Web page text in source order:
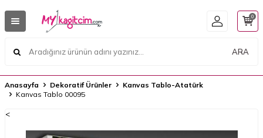
ARA
0
Anasayfa Dekoratif Ürünler
Kanvas Tablo-Atatürk
Kanvas Tablo 00095
<